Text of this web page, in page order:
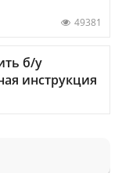
49381
б/у
инструкция